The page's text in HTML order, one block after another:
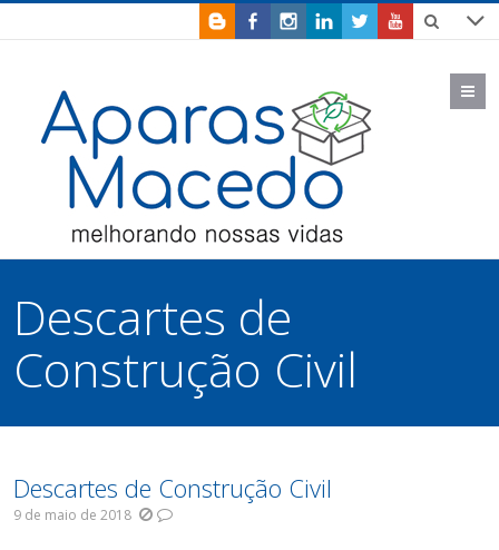
Descartes de
Construção Civil
Descartes de Construção Civil
9 de maio de 2018